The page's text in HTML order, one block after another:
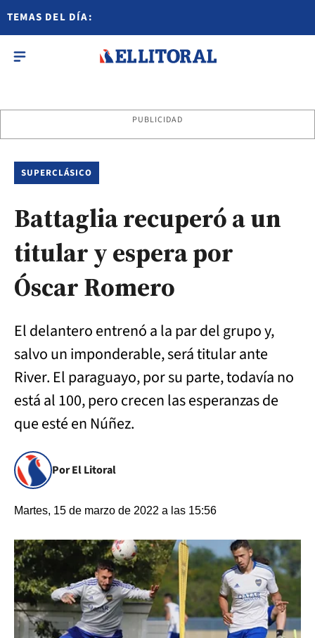
TEMAS DEL DÍA:
PUBLICIDAD
SUPERCLÁSICO
Battaglia recuperó a un
titular y espera por
Óscar Romero
El delantero entrenó a la par del grupo y,
salvo un imponderable, será titular ante
River. El paraguayo, por su parte, todavía no
está al 100, pero crecen las esperanzas de
que esté en Núñez.
Por El Litoral
Martes, 15 de marzo de 2022 a las 15:56